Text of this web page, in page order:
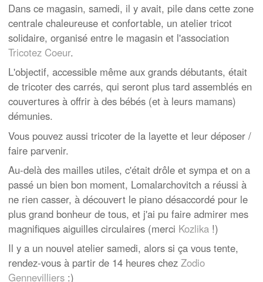
Dans ce magasin, samedi, il y avait, pile dans cette zone
centrale chaleureuse et confortable, un atelier tricot
solidaire, organisé entre le magasin et l'association
Tricotez Coeur.
L'objectif, accessible même aux grands débutants, était
de tricoter des carrés, qui seront plus tard assemblés en
couvertures à offrir à des bébés (et à leurs mamans)
démunies.
Vous pouvez aussi tricoter de la layette et leur déposer /
faire parvenir.
Au-delà des mailles utiles, c'était drôle et sympa et on a
passé un bien bon moment, Lomalarchovitch a réussi à
ne rien casser, à découvert le piano désaccordé pour le
plus grand bonheur de tous, et j'ai pu faire admirer mes
magnifiques aiguilles circulaires (merci Kozlika !)
Il y a un nouvel atelier samedi, alors si ça vous tente,
rendez-vous à partir de 14 heures chez Zodio
Gennevilliers :)